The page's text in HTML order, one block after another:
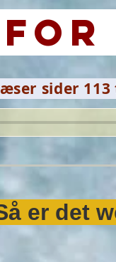
for
sider 113
er det